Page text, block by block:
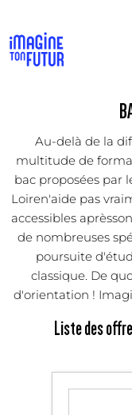
Au-delà de la
multitude de
bac proposées par
Loiren'aide pas
accessibles
de nombreuses
poursuite
classique. De
d'orientation !
Liste des